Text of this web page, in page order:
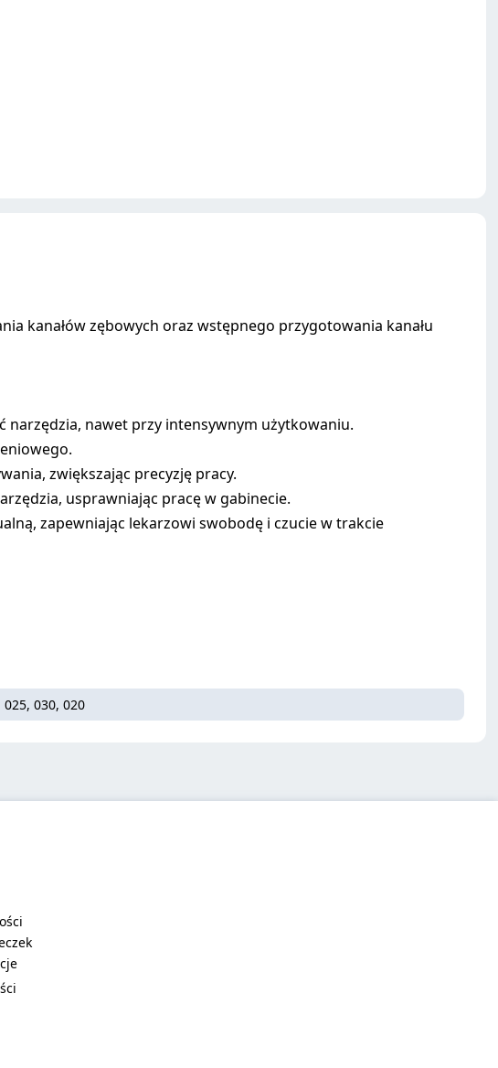
kanałów zębowych oraz wstępnego przygotowania kanału
narzędzia, nawet przy intensywnym użytkowaniu.
zwiększając precyzję pracy.
usprawniając pracę w gabinecie.
zapewniając lekarzowi swobodę i czucie w trakcie
030, 020